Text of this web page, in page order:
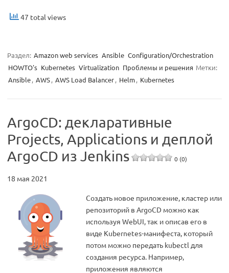
47 total views
Раздел: Amazon web services Ansible Configuration/Orchestration
HOWTO's Kubernetes Virtualization Проблемы и решения Метки:
Ansible, AWS, AWS Load Balancer, Helm, Kubernetes
ArgoCD: декларативные
Projects, Applications и деплой
ArgoCD из Jenkins
0 (0)
18 мая 2021
Создать новое приложение, кластер или
репозиторий в ArgoCD можно как
используя WebUI, так и описав его в
виде Kubernetes-манифеста, который
потом можно передать kubectl для
создания ресурса. Например,
приложения являются